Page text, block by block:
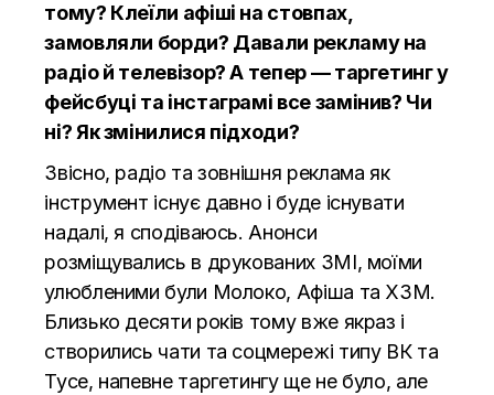
тому? Клеїли афіші на стовпах,
замовляли борди? Давали рекламу на
радіо й телевізор? А тепер — таргетинг у
фейсбуці та інстаграмі все замінив? Чи
ні? Як змінилися підходи?
Звісно, радіо та зовнішня реклама як
інструмент існує давно і буде існувати
надалі, я сподіваюсь. Анонси
розміщувались в друкованих ЗМІ, моїми
улюбленими були Молоко, Афіша та ХЗМ.
Близько десяти років тому вже якраз і
створились чати та соцмережі типу ВК та
Тусе, напевне таргетингу ще не було, але